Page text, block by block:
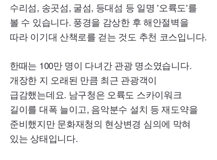
수리섬, 송곳섬, 굴섬, 등대섬 등 일명 '오륙도'를
볼 수 있습니다. 풍경을 감상한 후 해안절벽을
따라 이기대 산책로를 걷는 것도 추천 코스입니다.
한때는 100만 명이 다녀간 관광 명소였습니다.
개장한 지 오래된 만큼 최근 관광객이
급감했는데요. 남구청은 오륙도 스카이워크
길이를 대폭 늘이고, 음악분수 설치 등 재도약을
준비했지만 문화재청의 현상변경 심의에 막혀
있는 상태입니다.